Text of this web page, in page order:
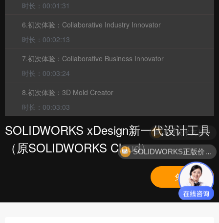
时长：00:01:31
6.初次体验：Collaborative Industry Innovator
时长：00:02:13
7.初次体验：Collaborative Business Innovator
时长：00:03:24
8.初次体验：3D Mold Creator
时长：00:03:03
SOLIDWORKS xDesign新一代设计工具
（原SOLIDWORKS Cloud）
免费
SW技术支持？